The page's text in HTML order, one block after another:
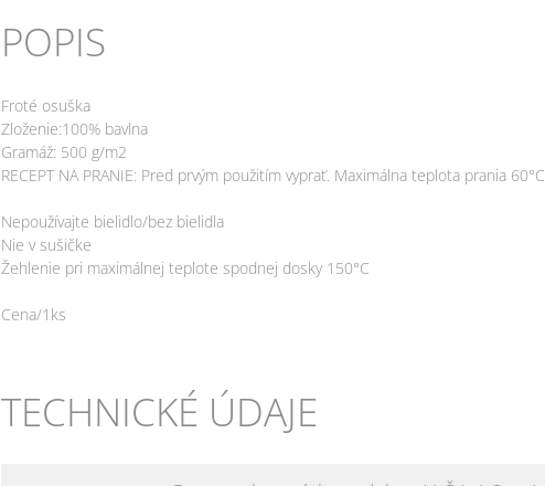
POPIS
Froté osuška
Zloženie:100% bavlna
Gramáž: 500 g/m2
RECEPT NA PRANIE: Pred prvým použitím vyprať. Maximálna teplota prania 60°C
Nepoužívajte bielidlo/bez bielidla
Nie v sušičke
Žehlenie pri maximálnej teplote spodnej dosky 150°C
Cena/1ks
TECHNICKÉ ÚDAJE